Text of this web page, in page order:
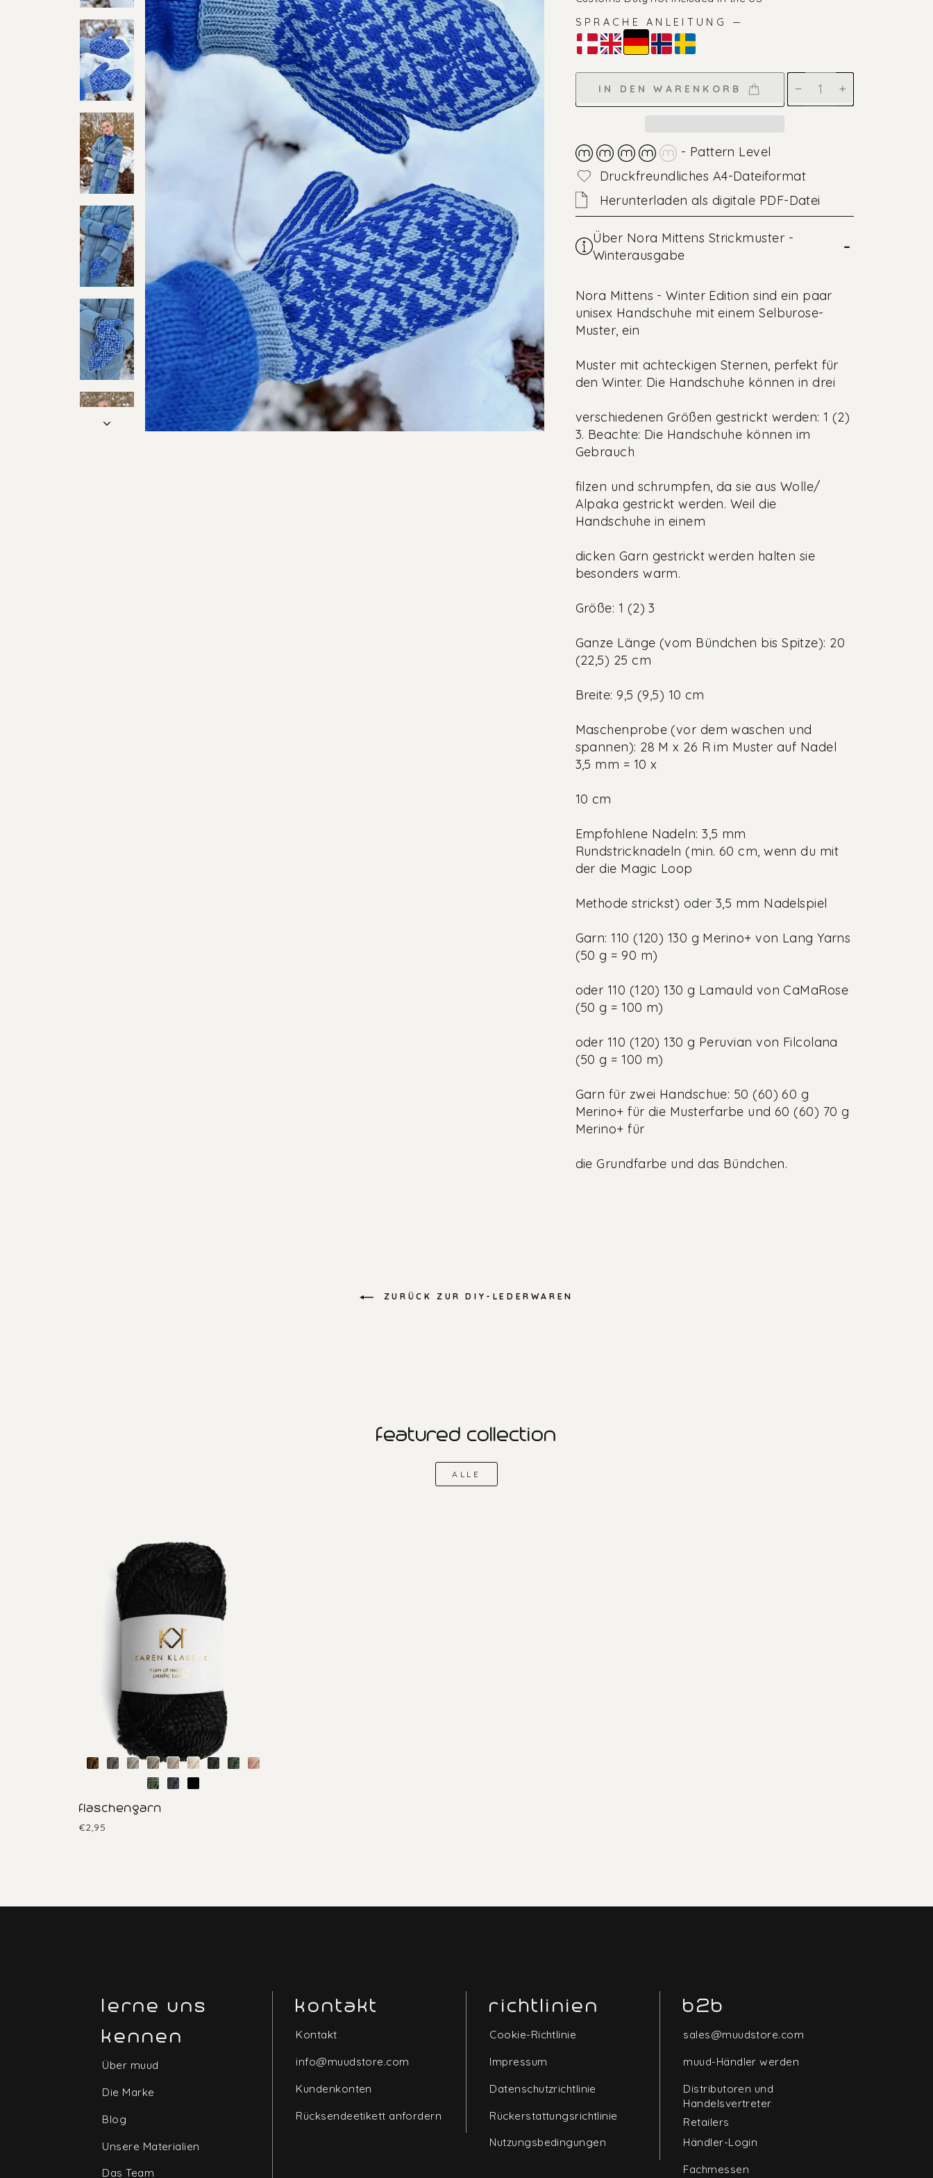
SPRACHE ANLEITUNG —
Farbe
—
IN DEN WARENKORB
- Pattern Level
Druckfreundliches A4-Dateiformat
Herunterladen als digitale PDF-Datei
Über Nora Mittens Strickmuster -
Winterausgabe
–
Nora Mittens - Winter Edition sind ein paar
unisex Handschuhe mit einem Selburose-
Muster, ein
Muster mit achteckigen Sternen, perfekt für
den Winter. Die Handschuhe können in drei
verschiedenen Größen gestrickt werden: 1 (2)
3. Beachte: Die Handschuhe können im
Gebrauch
filzen und schrumpfen, da sie aus Wolle/
Alpaka gestrickt werden. Weil die
Handschuhe in einem
dicken Garn gestrickt werden halten sie
besonders warm.
Größe: 1 (2) 3
Ganze Länge (vom Bündchen bis Spitze): 20
(22,5) 25 cm
Breite: 9,5 (9,5) 10 cm
Maschenprobe (vor dem waschen und
spannen): 28 M x 26 R im Muster auf Nadel
3,5 mm = 10 x
10 cm
Empfohlene Nadeln: 3,5 mm
Rundstricknadeln (min. 60 cm, wenn du mit
der die Magic Loop
Methode strickst) oder 3,5 mm Nadelspiel
Garn: 110 (120) 130 g Merino+ von Lang Yarns
(50 g = 90 m)
oder 110 (120) 130 g Lamauld von CaMaRose
(50 g = 100 m)
oder 110 (120) 130 g Peruvian von Filcolana
(50 g = 100 m)
Garn für zwei Handschue: 50 (60) 60 g
Merino+ für die Musterfarbe und 60 (60) 70 g
Merino+ für
die Grundfarbe und das Bündchen.
ZURÜCK ZUR DIY-LEDERWAREN
featured collection
ALLE
flaschengarn
€2,95
lerne uns
kennen
Über muud
Die Marke
Blog
Unsere Materialien
Das Team
kontakt
Kontakt
info@muudstore.com
Kundenkonten
Rücksendeetikett anfordern
richtlinien
Cookie-Richtlinie
Impressum
Datenschutzrichtlinie
Rückerstattungsrichtlinie
Nutzungsbedingungen
b2b
sales@muudstore.com
muud-Händler werden
Distributoren und
Handelsvertreter
Retailers
Händler-Login
Fachmessen